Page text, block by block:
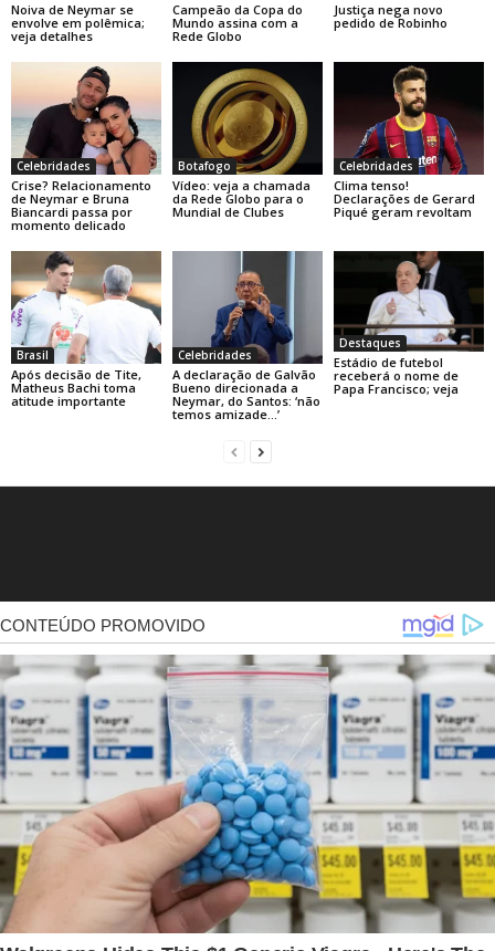
Noiva de Neymar se
envolve em polêmica;
veja detalhes
Campeão da Copa do
Mundo assina com a
Rede Globo
Justiça nega novo
pedido de Robinho
Celebridades
Crise? Relacionamento
de Neymar e Bruna
Biancardi passa por
momento delicado
Botafogo
Vídeo: veja a chamada
da Rede Globo para o
Mundial de Clubes
Celebridades
Clima tenso!
Declarações de Gerard
Piqué geram revoltam
Brasil
Após decisão de Tite,
Matheus Bachi toma
atitude importante
Celebridades
A declaração de Galvão
Bueno direcionada a
Neymar, do Santos: ‘não
temos amizade…’
Destaques
Estádio de futebol
receberá o nome de
Papa Francisco; veja